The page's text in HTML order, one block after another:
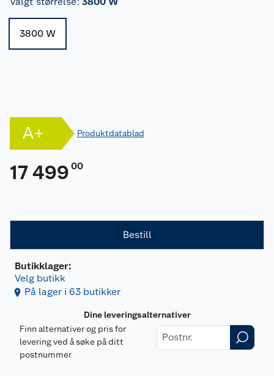
3800 W
A+ Produktdatablad
17 499 00
Bestill
Butikklager:
Velg butikk
På lager i 63 butikker
Dine leveringsalternativer
Finn alternativer og pris for
levering ved å søke på ditt
postnummer